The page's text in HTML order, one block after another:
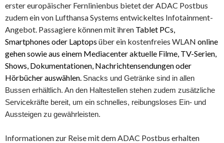
erster europäischer Fernlinienbus bietet der ADAC Postbus
zudem ein von Lufthansa Systems entwickeltes Infotainment-
Angebot. Passagiere können mit ihren Tablet PCs,
Smartphones oder Laptops über ein kostenfreies WLAN online
gehen sowie aus einem Mediacenter aktuelle Filme, TV-Serien,
Shows, Dokumentationen, Nachrichtensendungen oder
Hörbücher auswählen. Snacks und Getränke sind in allen
Bussen erhältlich. An den Haltestellen stehen zudem zusätzliche
Servicekräfte bereit, um ein schnelles, reibungsloses Ein- und
Aussteigen zu gewährleisten.
Informationen zur Reise mit dem ADAC Postbus erhalten